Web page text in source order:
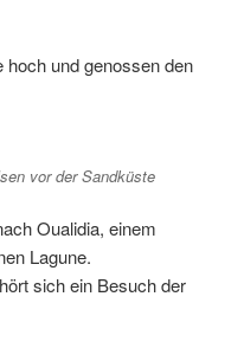
und genossen den
vor der Sandküste
Oualidia, einem
Lagune.
sich ein Besuch der